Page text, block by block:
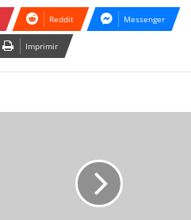
Reddit Messenger
Imprimir